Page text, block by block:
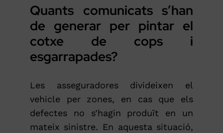
Quants comunicats s’han
de generar per pintar el
cotxe de cops i
esgarrapades?
Les asseguradores divideixen el
vehicle per zones, en cas que els
defectes no s’hagin produït en un
mateix sinistre. En aquesta situació,